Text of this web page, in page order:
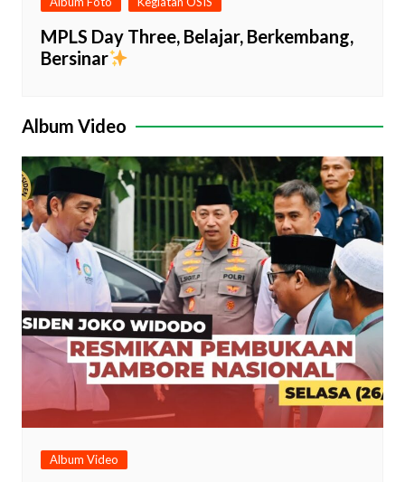
MPLS Day Three, Belajar, Berkembang,
Bersinar
Album Video
Album Video